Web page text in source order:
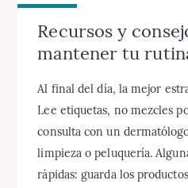
Recursos y
mantener tu
Al final del día, la mejor
Lee etiquetas, no mezcles
consulta con un
limpieza o peluquería.
rápidas: guarda los